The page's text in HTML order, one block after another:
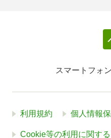
スマートフォ
利用規約 個人情報
Cookie等の利用に関す